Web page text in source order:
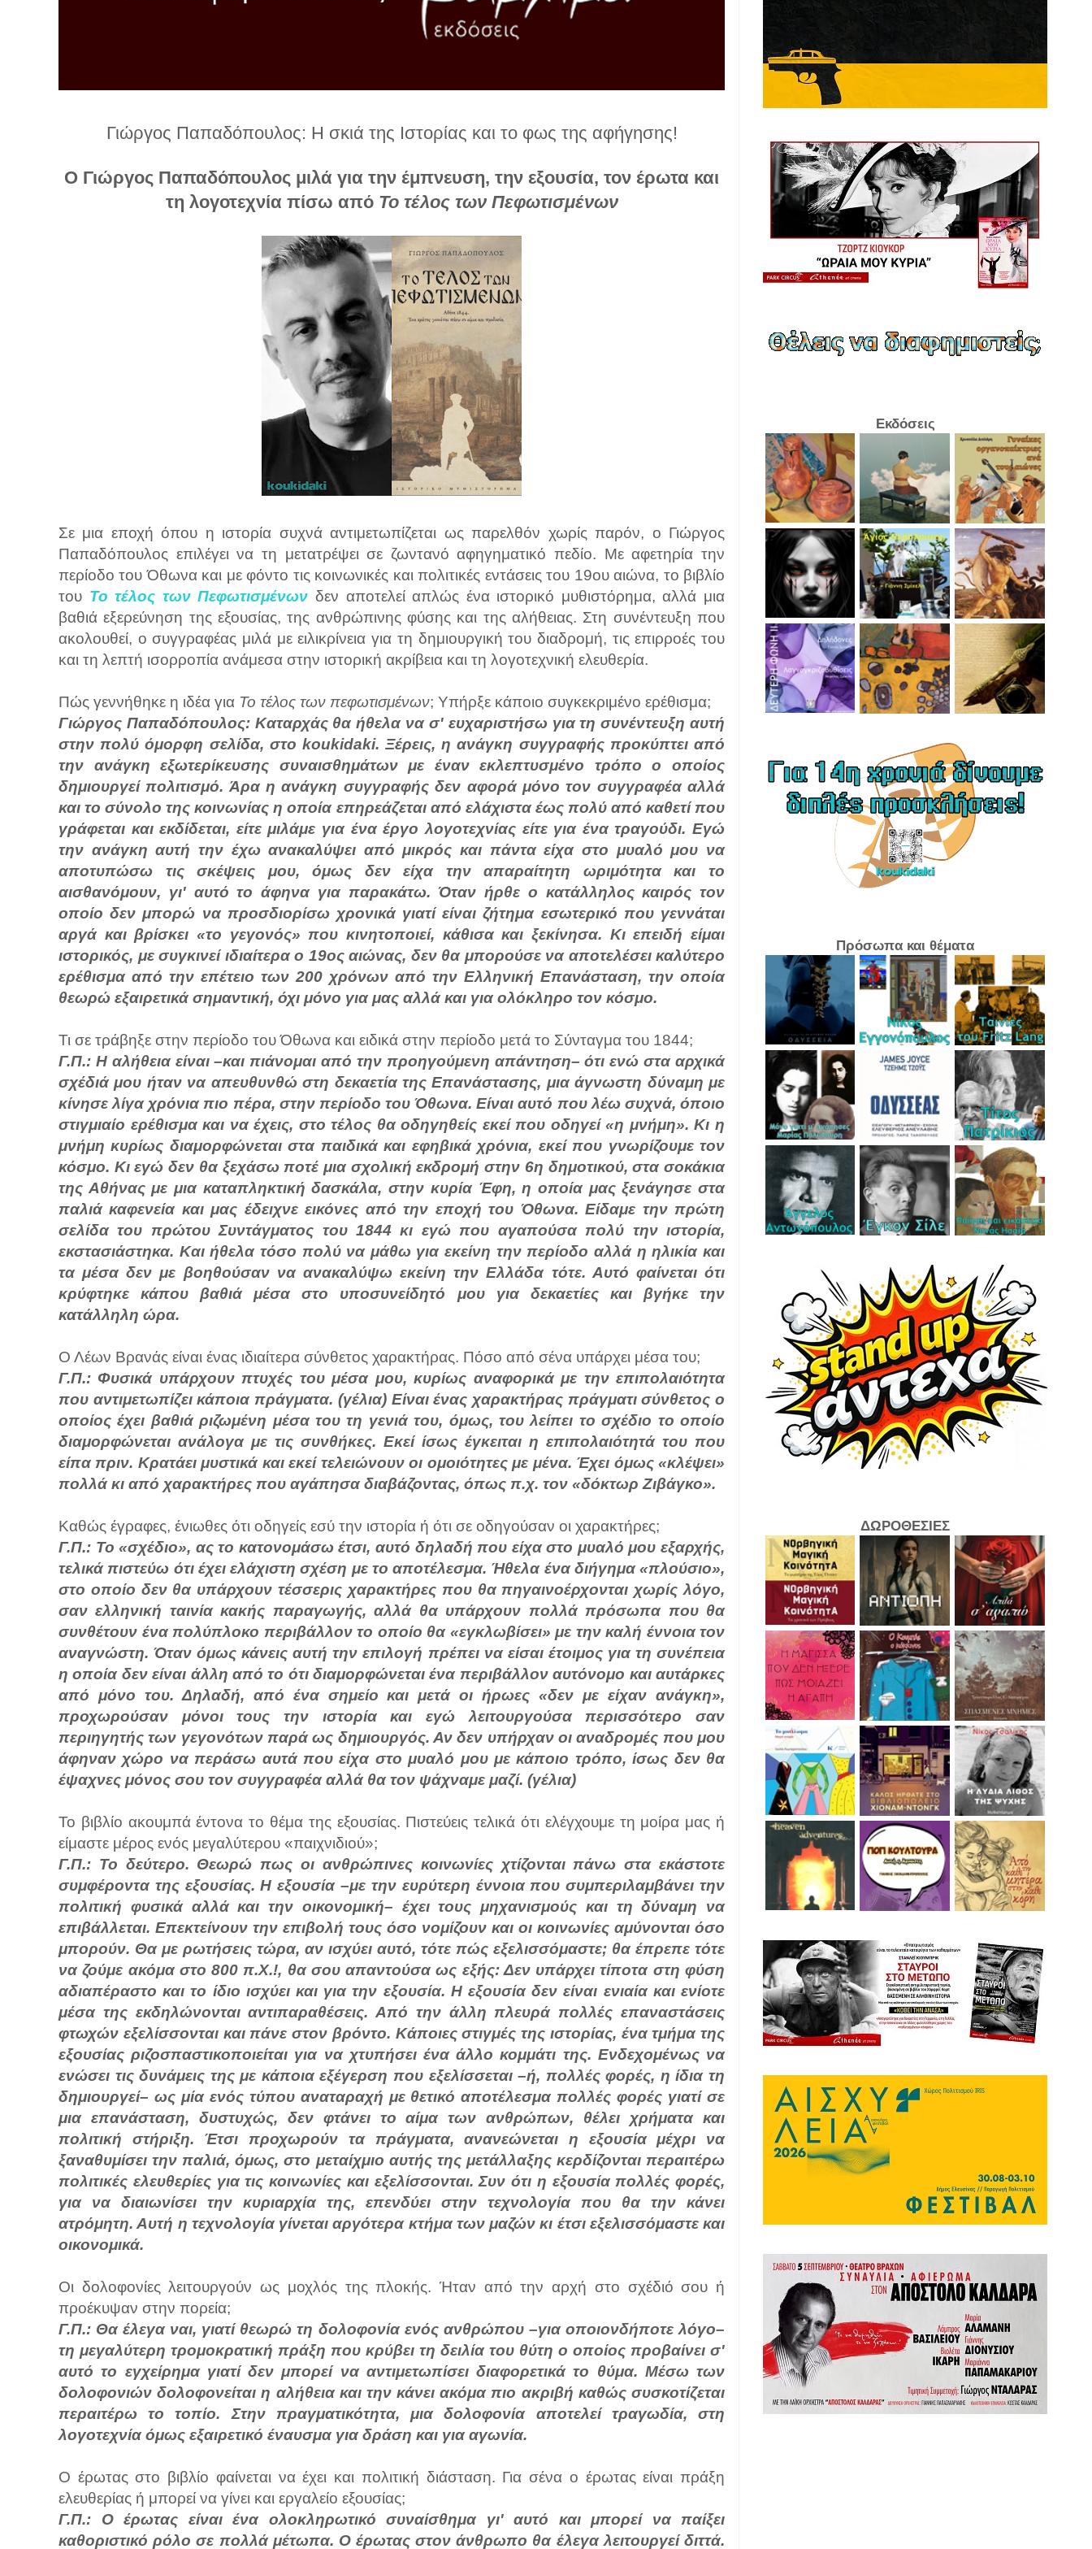
Γιώργος Παπαδόπουλος: Η σκιά της Ιστορίας και το φως της αφήγησης!
Ο Γιώργος Παπαδόπουλος μιλά για την έμπνευση, την εξουσία, τον έρωτα και
τη λογοτεχνία πίσω από Το τέλος των Πεφωτισμένων
Σε μια εποχή όπου η ιστορία συχνά αντιμετωπίζεται ως παρελθόν χωρίς παρόν, ο Γιώργος
Παπαδόπουλος επιλέγει να τη μετατρέψει σε ζωντανό αφηγηματικό πεδίο. Με αφετηρία την
περίοδο του Όθωνα και με φόντο τις κοινωνικές και πολιτικές εντάσεις του 19ου αιώνα, το βιβλίο
του Το τέλος των Πεφωτισμένων δεν αποτελεί απλώς ένα ιστορικό μυθιστόρημα, αλλά μια
βαθιά εξερεύνηση της εξουσίας, της ανθρώπινης φύσης και της αλήθειας. Στη συνέντευξη που
ακολουθεί, ο συγγραφέας μιλά με ειλικρίνεια για τη δημιουργική του διαδρομή, τις επιρροές του
και τη λεπτή ισορροπία ανάμεσα στην ιστορική ακρίβεια και τη λογοτεχνική ελευθερία.
Πώς γεννήθηκε η ιδέα για Το τέλος των πεφωτισμένων; Υπήρξε κάποιο συγκεκριμένο ερέθισμα;
Γιώργος Παπαδόπουλος: Καταρχάς θα ήθελα να σ' ευχαριστήσω για τη συνέντευξη αυτή
στην πολύ όμορφη σελίδα, στο koukidaki. Ξέρεις, η ανάγκη συγγραφής προκύπτει από
την ανάγκη εξωτερίκευσης συναισθημάτων με έναν εκλεπτυσμένο τρόπο ο οποίος
δημιουργεί πολιτισμό. Άρα η ανάγκη συγγραφής δεν αφορά μόνο τον συγγραφέα αλλά
και το σύνολο της κοινωνίας η οποία επηρεάζεται από ελάχιστα έως πολύ από καθετί που
γράφεται και εκδίδεται, είτε μιλάμε για ένα έργο λογοτεχνίας είτε για ένα τραγούδι. Εγώ
την ανάγκη αυτή την έχω ανακαλύψει από μικρός και πάντα είχα στο μυαλό μου να
αποτυπώσω τις σκέψεις μου, όμως δεν είχα την απαραίτητη ωριμότητα και το
αισθανόμουν, γι' αυτό το άφηνα για παρακάτω. Όταν ήρθε ο κατάλληλος καιρός τον
οποίο δεν μπορώ να προσδιορίσω χρονικά γιατί είναι ζήτημα εσωτερικό που γεννάται
αργά και βρίσκει «το γεγονός» που κινητοποιεί, κάθισα και ξεκίνησα. Κι επειδή είμαι
ιστορικός, με συγκινεί ιδιαίτερα ο 19ος αιώνας, δεν θα μπορούσε να αποτελέσει καλύτερο
ερέθισμα από την επέτειο των 200 χρόνων από την Ελληνική Επανάσταση, την οποία
θεωρώ εξαιρετικά σημαντική, όχι μόνο για μας αλλά και για ολόκληρο τον κόσμο.
Τι σε τράβηξε στην περίοδο του Όθωνα και ειδικά στην περίοδο μετά το Σύνταγμα του 1844;
Γ.Π.: Η αλήθεια είναι –και πιάνομαι από την προηγούμενη απάντηση– ότι ενώ στα αρχικά
σχέδιά μου ήταν να απευθυνθώ στη δεκαετία της Επανάστασης, μια άγνωστη δύναμη με
κίνησε λίγα χρόνια πιο πέρα, στην περίοδο του Όθωνα. Είναι αυτό που λέω συχνά, όποιο
στιγμιαίο ερέθισμα και να έχεις, στο τέλος θα οδηγηθείς εκεί που οδηγεί «η μνήμη». Κι η
μνήμη κυρίως διαμορφώνεται στα παιδικά και εφηβικά χρόνια, εκεί που γνωρίζουμε τον
κόσμο. Κι εγώ δεν θα ξεχάσω ποτέ μια σχολική εκδρομή στην 6η δημοτικού, στα σοκάκια
της Αθήνας με μια καταπληκτική δασκάλα, στην κυρία Έφη, η οποία μας ξενάγησε στα
παλιά καφενεία και μας έδειχνε εικόνες από την εποχή του Όθωνα. Είδαμε την πρώτη
σελίδα του πρώτου Συντάγματος του 1844 κι εγώ που αγαπούσα πολύ την ιστορία,
εκστασιάστηκα. Και ήθελα τόσο πολύ να μάθω για εκείνη την περίοδο αλλά η ηλικία και
τα μέσα δεν με βοηθούσαν να ανακαλύψω εκείνη την Ελλάδα τότε. Αυτό φαίνεται ότι
κρύφτηκε κάπου βαθιά μέσα στο υποσυνείδητό μου για δεκαετίες και βγήκε την
κατάλληλη ώρα.
Ο Λέων Βρανάς είναι ένας ιδιαίτερα σύνθετος χαρακτήρας. Πόσο από σένα υπάρχει μέσα του;
Γ.Π.: Φυσικά υπάρχουν πτυχές του μέσα μου, κυρίως αναφορικά με την επιπολαιότητα
που αντιμετωπίζει κάποια πράγματα. (γέλια) Είναι ένας χαρακτήρας πράγματι σύνθετος ο
οποίος έχει βαθιά ριζωμένη μέσα του τη γενιά του, όμως, του λείπει το σχέδιο το οποίο
διαμορφώνεται ανάλογα με τις συνθήκες. Εκεί ίσως έγκειται η επιπολαιότητά του που
είπα πριν. Κρατάει μυστικά και εκεί τελειώνουν οι ομοιότητες με μένα. Έχει όμως «κλέψει»
πολλά κι από χαρακτήρες που αγάπησα διαβάζοντας, όπως π.χ. τον «δόκτωρ Ζιβάγκο».
Καθώς έγραφες, ένιωθες ότι οδηγείς εσύ την ιστορία ή ότι σε οδηγούσαν οι χαρακτήρες;
Γ.Π.: Το «σχέδιο», ας το κατονομάσω έτσι, αυτό δηλαδή που είχα στο μυαλό μου εξαρχής,
τελικά πιστεύω ότι έχει ελάχιστη σχέση με το αποτέλεσμα. Ήθελα ένα διήγημα «πλούσιο»,
στο οποίο δεν θα υπάρχουν τέσσερις χαρακτήρες που θα πηγαινοέρχονται χωρίς λόγο,
σαν ελληνική ταινία κακής παραγωγής, αλλά θα υπάρχουν πολλά πρόσωπα που θα
συνθέτουν ένα πολύπλοκο περιβάλλον το οποίο θα «εγκλωβίσει» με την καλή έννοια τον
αναγνώστη. Όταν όμως κάνεις αυτή την επιλογή πρέπει να είσαι έτοιμος για τη συνέπεια
η οποία δεν είναι άλλη από το ότι διαμορφώνεται ένα περιβάλλον αυτόνομο και αυτάρκες
από μόνο του. Δηλαδή, από ένα σημείο και μετά οι ήρωες «δεν με είχαν ανάγκη»,
προχωρούσαν μόνοι τους την ιστορία και εγώ λειτουργούσα περισσότερο σαν
περιηγητής των γεγονότων παρά ως δημιουργός. Αν δεν υπήρχαν οι αναδρομές που μου
άφηναν χώρο να περάσω αυτά που είχα στο μυαλό μου με κάποιο τρόπο, ίσως δεν θα
έψαχνες μόνος σου τον συγγραφέα αλλά θα τον ψάχναμε μαζί. (γέλια)
Το βιβλίο ακουμπά έντονα το θέμα της εξουσίας. Πιστεύεις τελικά ότι ελέγχουμε τη μοίρα μας ή
είμαστε μέρος ενός μεγαλύτερου «παιχνιδιού»;
Γ.Π.: Το δεύτερο. Θεωρώ πως οι ανθρώπινες κοινωνίες χτίζονται πάνω στα εκάστοτε
συμφέροντα της εξουσίας. Η εξουσία –με την ευρύτερη έννοια που συμπεριλαμβάνει την
πολιτική φυσικά αλλά και την οικονομική– έχει τους μηχανισμούς και τη δύναμη να
επιβάλλεται. Επεκτείνουν την επιβολή τους όσο νομίζουν και οι κοινωνίες αμύνονται όσο
μπορούν. Θα με ρωτήσεις τώρα, αν ισχύει αυτό, τότε πώς εξελισσόμαστε; θα έπρεπε τότε
να ζούμε ακόμα στο 800 π.Χ.!, θα σου απαντούσα ως εξής: Δεν υπάρχει τίποτα στη φύση
αδιαπέραστο και το ίδιο ισχύει και για την εξουσία. Η εξουσία δεν είναι ενιαία και ενίοτε
μέσα της εκδηλώνονται αντιπαραθέσεις. Από την άλλη πλευρά πολλές επαναστάσεις
φτωχών εξελίσσονται και πάνε στον βρόντο. Κάποιες στιγμές της ιστορίας, ένα τμήμα της
εξουσίας ριζοσπαστικοποιείται για να χτυπήσει ένα άλλο κομμάτι της. Ενδεχομένως να
ενώσει τις δυνάμεις της με κάποια εξέγερση που εξελίσσεται –ή, πολλές φορές, η ίδια τη
δημιουργεί– ως μία ενός τύπου αναταραχή με θετικό αποτέλεσμα πολλές φορές γιατί σε
μια επανάσταση, δυστυχώς, δεν φτάνει το αίμα των ανθρώπων, θέλει χρήματα και
πολιτική στήριξη. Έτσι προχωρούν τα πράγματα, ανανεώνεται η εξουσία μέχρι να
ξαναθυμίσει την παλιά, όμως, στο μεταίχμιο αυτής της μετάλλαξης κερδίζονται περαιτέρω
πολιτικές ελευθερίες για τις κοινωνίες και εξελίσσονται. Συν ότι η εξουσία πολλές φορές,
για να διαιωνίσει την κυριαρχία της, επενδύει στην τεχνολογία που θα την κάνει
ατρόμητη. Αυτή η τεχνολογία γίνεται αργότερα κτήμα των μαζών κι έτσι εξελισσόμαστε και
οικονομικά.
Οι δολοφονίες λειτουργούν ως μοχλός της πλοκής. Ήταν από την αρχή στο σχέδιό σου ή
προέκυψαν στην πορεία;
Γ.Π.: Θα έλεγα ναι, γιατί θεωρώ τη δολοφονία ενός ανθρώπου –για οποιονδήποτε λόγο–
τη μεγαλύτερη τρομοκρατική πράξη που κρύβει τη δειλία του θύτη ο οποίος προβαίνει σ'
αυτό το εγχείρημα γιατί δεν μπορεί να αντιμετωπίσει διαφορετικά το θύμα. Μέσω των
δολοφονιών δολοφονείται η αλήθεια και την κάνει ακόμα πιο ακριβή καθώς συσκοτίζεται
περαιτέρω το τοπίο. Στην πραγματικότητα, μια δολοφονία αποτελεί τραγωδία, στη
λογοτεχνία όμως εξαιρετικό έναυσμα για δράση και για αγωνία.
Ο έρωτας στο βιβλίο φαίνεται να έχει και πολιτική διάσταση. Για σένα ο έρωτας είναι πράξη
ελευθερίας ή μπορεί να γίνει και εργαλείο εξουσίας;
Γ.Π.: Ο έρωτας είναι ένα ολοκληρωτικό συναίσθημα γι' αυτό και μπορεί να παίξει
καθοριστικό ρόλο σε πολλά μέτωπα. Ο έρωτας στον άνθρωπο θα έλεγα λειτουργεί διττά.
Εκδόσεις
Πρόσωπα και θέματα
ΔΩΡΟΘΕΣΙΕΣ